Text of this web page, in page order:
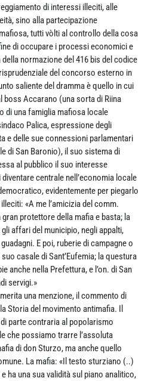
di interessi illeciti, alle
sino alla partecipazione
tutti vòlti al controllo della cosa
di occupare i processi economici e
normazione del 416 bis del codice
del concorso esterno in
saliente del dramma è quello in cui
Accarano (una sorta di Riina
di una famiglia mafiosa locale
Palica, espressione degli
e delle sue connessioni parlamentari
di San Baronio), il suo sistema di
al pubblico il suo interesse
centrale nell’economia locale
evidentemente per piegarlo
«A me l’amicizia del comm.
gran protettore della mafia e basta; la
affari del municipio, negli appalti,
E poi, ruberie di campagne o
casale di Sant’Eufemia; la questura
anche nella Prefettura, e l’on. di San
servigi.»
una menzione, il commento di
Storia del movimento antimafia. Il
parte contraria al popolarismo
che possiamo trarre l’assoluta
di don Sturzo, ma anche quello
La mafia: «Il testo sturziano (..)
ha una sua validità sul piano analitico,